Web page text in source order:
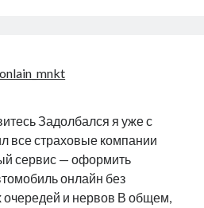
Задолбался я уже с
все страховые компании
сервис — оформить
онлайн без
очередей и нервов В общем,